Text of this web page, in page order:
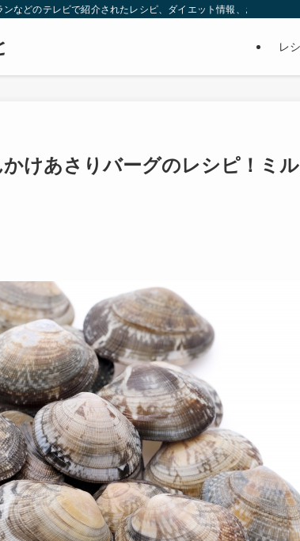
などのテレビで紹介されたレシピ、ダイエット情報、お取り寄せ
レ
かけあさりバーグのレシピ！ミ